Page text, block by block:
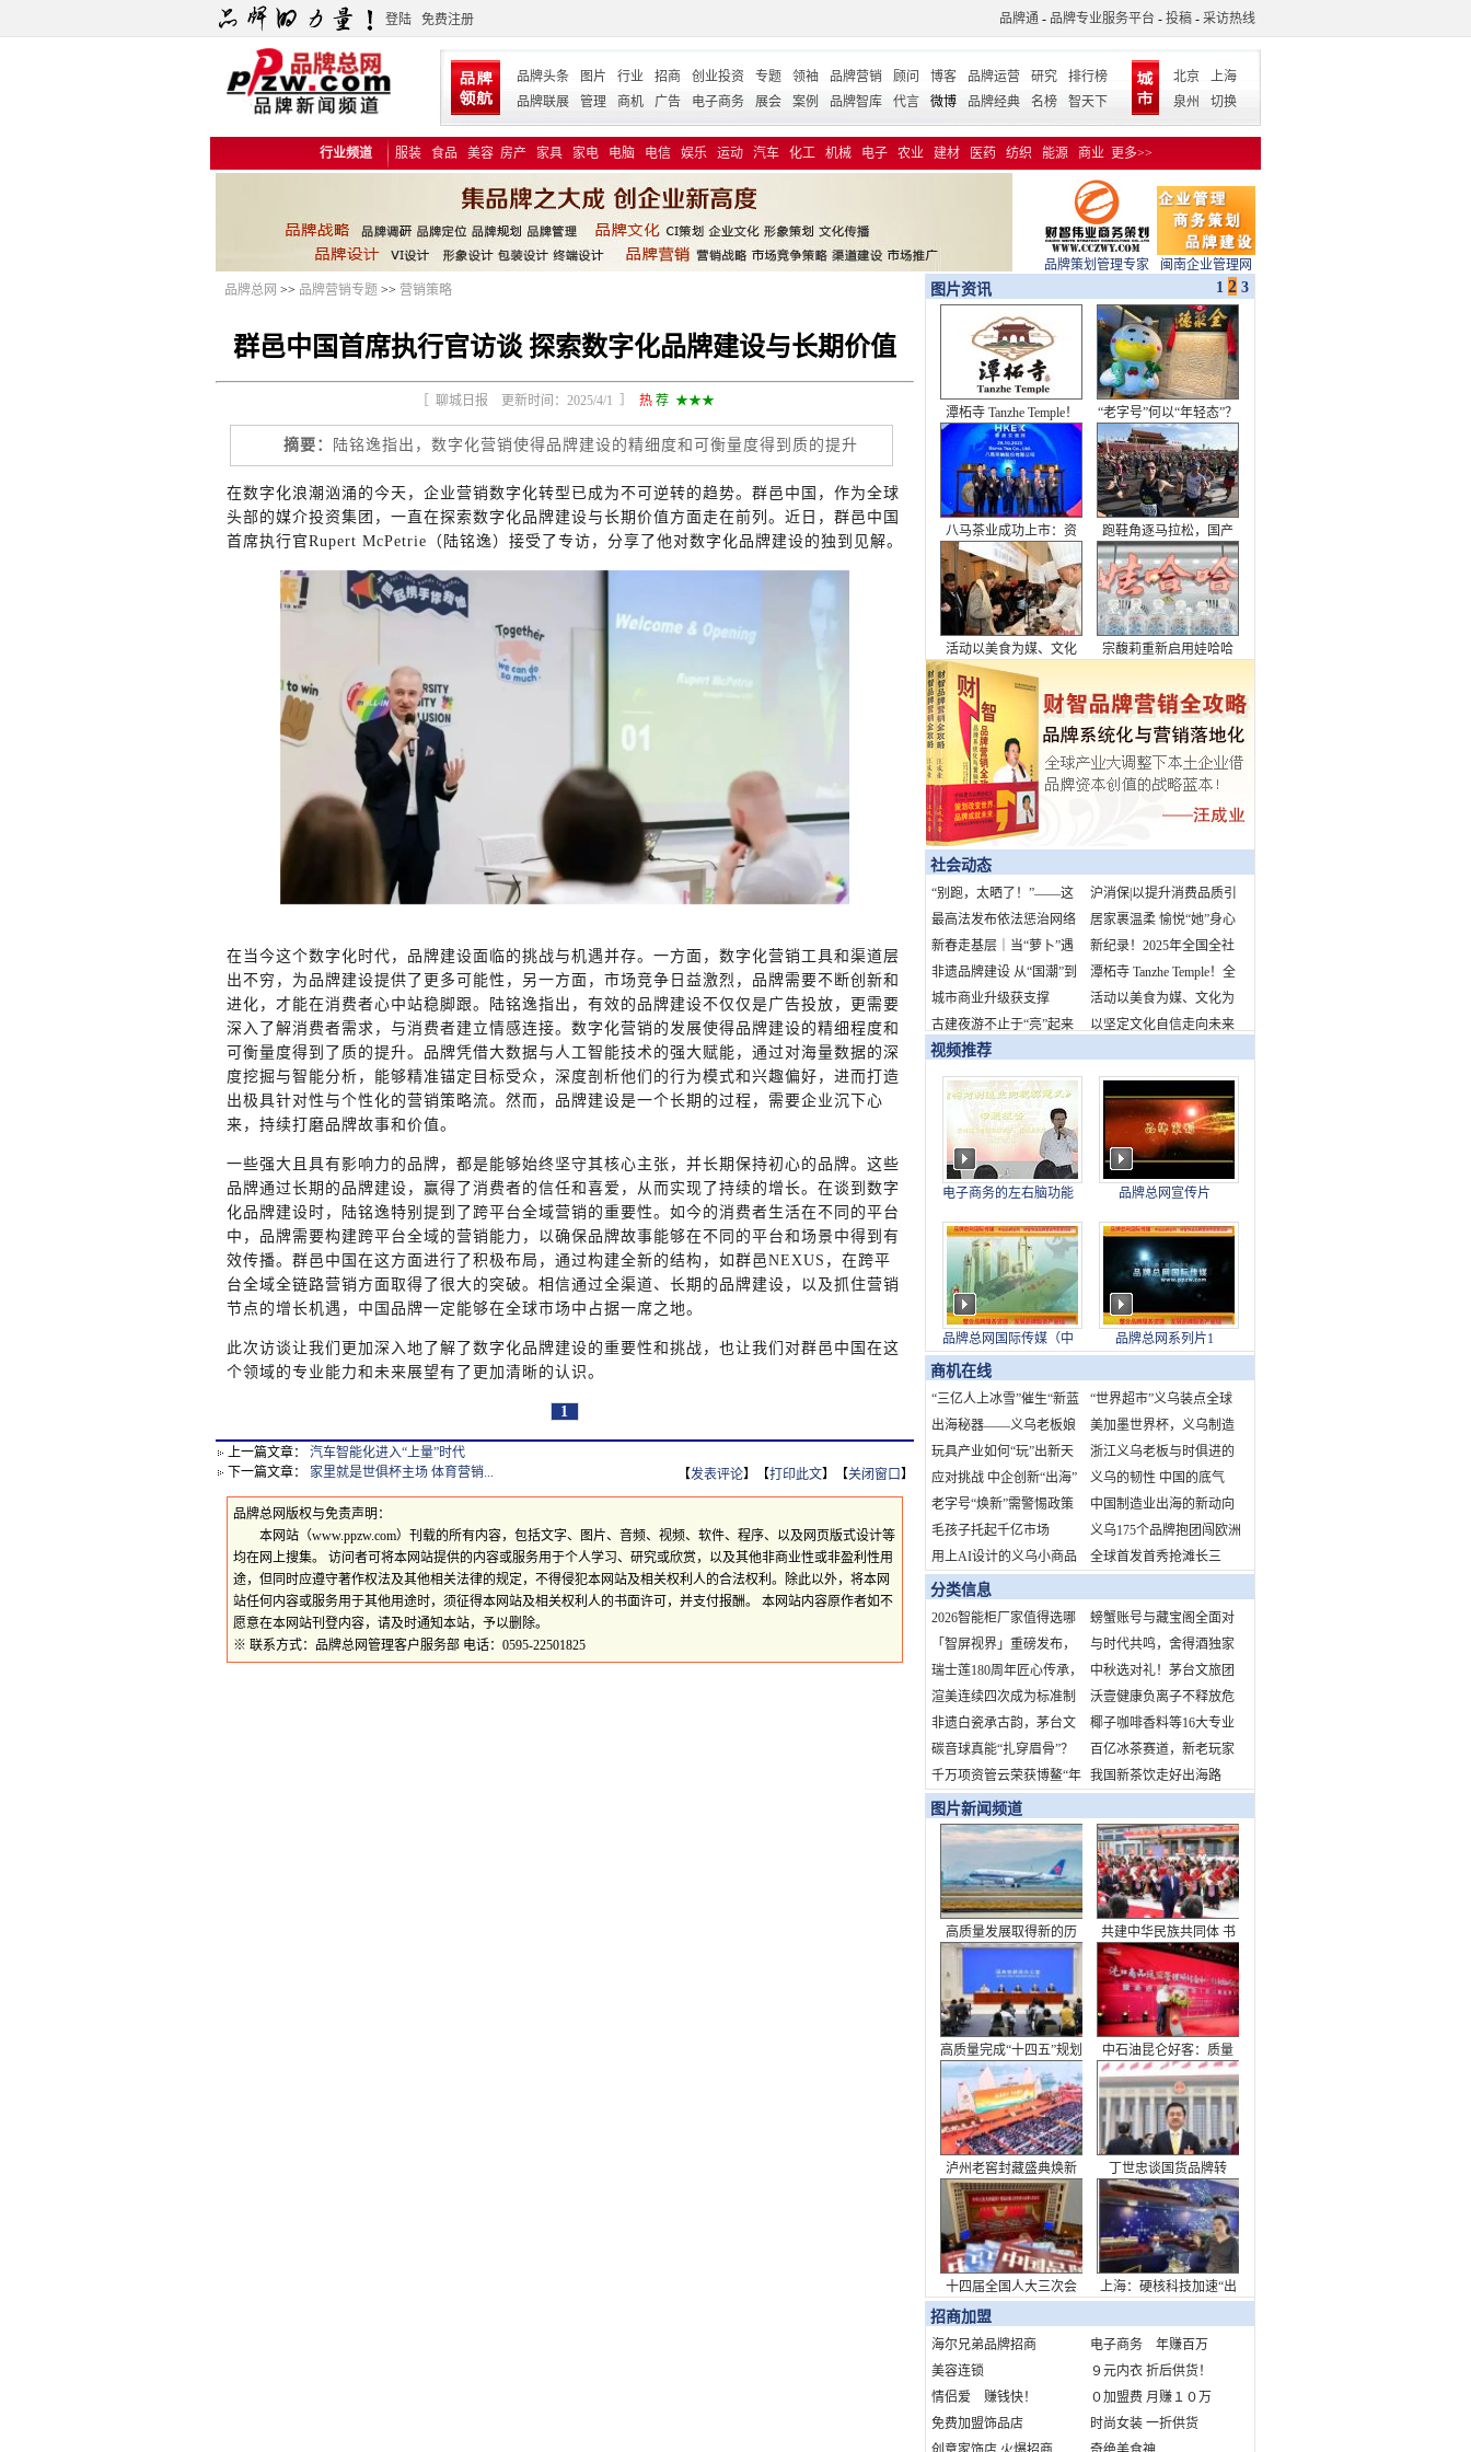
登陆 免费注册 品牌通 - 品牌专业服务平台 - 投稿 - 采访热线
品牌头条 图片 行业 招商 创业投资 专题 领袖 品牌营销 顾问 博客 品牌运营 研究
排行榜
品牌联展
管理 商机 广告 电子商务 展会 案例 品牌智库 代言 微博 品牌经典 名榜 智天下
北京
上海
泉州
切换
行业频道 服装 食品 美容 房产 家具 家电 电脑 电信 娱乐 运动 汽车 化工 机械 电子 农业 建材 医药 纺织 能源 商业 更多>>
品牌策划管理专家
闽南企业管理网
品牌总网 >> 品牌营销专题 >> 营销策略
群邑中国首席执行官访谈 探索数字化品牌建设与长期价值
［ 聊城日报 更新时间：2025/4/1 ］ 热 荐 ★★★
摘要： 陆铭逸指出，数字化营销使得品牌建设的精细度和可衡量度得到质的提升
在数字化浪潮汹涌的今天，企业营销数字化转型已成为不可逆转的趋势。群邑中国，作为全球
头部的媒介投资集团，一直在探索数字化品牌建设与长期价值方面走在前列。近日，群邑中国
首席执行官Rupert McPetrie（陆铭逸）接受了专访，分享了他对数字化品牌建设的独到见解。
在当今这个数字化时代，品牌建设面临的挑战与机遇并存。一方面，数字化营销工具和渠道层
出不穷，为品牌建设提供了更多可能性，另一方面，市场竞争日益激烈，品牌需要不断创新和
进化，才能在消费者心中站稳脚跟。陆铭逸指出，有效的品牌建设不仅仅是广告投放，更需要
深入了解消费者需求，与消费者建立情感连接。数字化营销的发展使得品牌建设的精细程度和
可衡量度得到了质的提升。品牌凭借大数据与人工智能技术的强大赋能，通过对海量数据的深
度挖掘与智能分析，能够精准锚定目标受众，深度剖析他们的行为模式和兴趣偏好，进而打造
出极具针对性与个性化的营销策略流。然而，品牌建设是一个长期的过程，需要企业沉下心
来，持续打磨品牌故事和价值。
一些强大且具有影响力的品牌，都是能够始终坚守其核心主张，并长期保持初心的品牌。这些
品牌通过长期的品牌建设，赢得了消费者的信任和喜爱，从而实现了持续的增长。在谈到数字
化品牌建设时，陆铭逸特别提到了跨平台全域营销的重要性。如今的消费者生活在不同的平台
中，品牌需要构建跨平台全域的营销能力，以确保品牌故事能够在不同的平台和场景中得到有
效传播。群邑中国在这方面进行了积极布局，通过构建全新的结构，如群邑NEXUS，在跨平
台全域全链路营销方面取得了很大的突破。相信通过全渠道、长期的品牌建设，以及抓住营销
节点的增长机遇，中国品牌一定能够在全球市场中占据一席之地。
此次访谈让我们更加深入地了解了数字化品牌建设的重要性和挑战，也让我们对群邑中国在这
个领域的专业能力和未来展望有了更加清晰的认识。
1
上一篇文章： 汽车智能化进入“上量”时代
下一篇文章： 家里就是世俱杯主场 体育营销... 【发表评论】【打印此文】【关闭窗口】
品牌总网版权与免责声明：
本网站（www.ppzw.com）刊载的所有内容，包括文字、图片、音频、视频、软件、程序、以及网页版式设计等
均在网上搜集。 访问者可将本网站提供的内容或服务用于个人学习、研究或欣赏，以及其他非商业性或非盈利性用
途，但同时应遵守著作权法及其他相关法律的规定，不得侵犯本网站及相关权利人的合法权利。除此以外，将本网
站任何内容或服务用于其他用途时，须征得本网站及相关权利人的书面许可，并支付报酬。 本网站内容原作者如不
愿意在本网站刊登内容，请及时通知本站，予以删除。
※ 联系方式：品牌总网管理客户服务部 电话：0595-22501825
图片资讯 1 2 3
潭柘寺 Tanzhe Temple！
全新品牌标识发布
“老字号”何以“年轻态”？
八马茶业成功上市：资
本浪潮下的品牌突围与
行业破局
跑鞋角逐马拉松，国产
品牌上桌
活动以美食为媒、文化
为桥，全面展现了成都
的城市魅力与生活美学
宗馥莉重新启用娃哈哈
社会动态
“别跑，太晒了！”——这
句话，73%的孩子都听过
沪消保|以提升消费品质引
领美好生活
最高法发布依法惩治网络
暴力典型案例 “柴怼怼”
居家裹温柔 愉悦“她”身心
新春走基层｜当“萝卜”遇
上北京早高峰
新纪录！2025年全国全社
会用电量预计首超10万亿
千瓦时
非遗品牌建设 从“国潮”到
新消费
潭柘寺 Tanzhe Temple！全
新品牌标识发布
城市商业升级获支撑
活动以美食为媒、文化为
桥，全面展现了成都的城
古建夜游不止于“亮”起来
以坚定文化自信走向未来
百年之际
视频推荐
电子商务的左右脑功能
的现实意义
品牌总网宣传片
品牌总网国际传媒（中
国）股份发展有限公司
品牌总网系列片1
商机在线
“三亿人上冰雪”催生“新蓝
海”：中国为世界冰雪产业
发展创造新机遇
“世界超市”义乌装点全球
快乐节庆
出海秘器——义乌老板娘
的全球市场故事
美加墨世界杯，义乌制造
来了！
玩具产业如何“玩”出新天
地？
浙江义乌老板与时俱进的
生意经：在大数据里觅商
机
应对挑战 中企创新“出海”
拓市场
义乌的韧性 中国的底气
老字号“焕新”需警惕政策
依赖症与文化空心化
中国制造业出海的新动向
新挑战新机遇
毛孩子托起千亿市场
义乌175个品牌抱团闯欧洲
用上AI设计的义乌小商品
火了！蛇年开市吸引海外
订单
全球首发首秀抢滩长三
分类信息
2026智能柜厂家值得选哪
家？
螃蟹账号与藏宝阁全面对
比
「智屏视界」重磅发布，
开启OTT营销新纪元
与时代共鸣，舍得酒独家
冠名“时代人物致敬盛
典”，诠释当代舍得精神
瑞士莲180周年匠心传承，
定制熊猫巧克力献礼中国
中秋选对礼！茅台文旅团
圆季礼盒：品牌硬、工艺
精、心意足
渲美连续四次成为标准制
定参与单位！引领行业标
杆！
沃壹健康负离子不释放危
害健康的臭氧、正离子，
不形成静电场
非遗白瓷承古韵，茅台文
旅2025年中秋团圆季文创
礼盒即将亮相——以器载
道，重构节日文化新内涵
椰子咖啡香料等16大专业
展区！
碳音球真能“扎穿眉骨”？
科学拆解运动损伤谣言
百亿冰茶赛道，新老玩家
争锋
千万项资管云荣获博鳌“年
度影响力不动产资管数字
化服务商”
我国新茶饮走好出海路
图片新闻频道
高质量发展取得新的历
史性成就——从“十四五”
看中国答卷
共建中华民族共同体 书
写美丽西藏新篇章
高质量完成“十四五”规划
系列主题新闻发布会
中石油昆仑好客：质量
筑强根基，非油业务迈
向新高度
泸州老窖封藏盛典焕新
表达 致敬浓香出海110周
年
丁世忠谈国货品牌转
型：承担起消费升级需
求重任
十四届全国人大三次会
议开幕会在京举行
上海：硬核科技加速“出
招商加盟
海尔兄弟品牌招商
电子商务 年赚百万
美容连锁
９元内衣 折后供货！
情侣爱 赚钱快！
０加盟费 月赚１０万
免费加盟饰品店
时尚女装 一折供货